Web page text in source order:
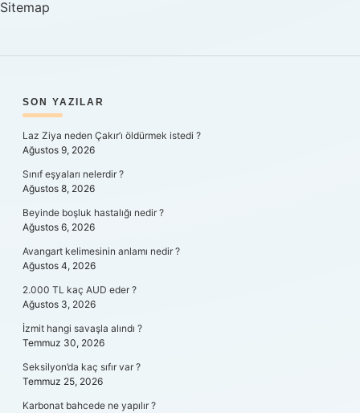
Sitemap
SIDEBAR
SON YAZILAR
Laz Ziya neden Çakır’ı öldürmek istedi ?
Ağustos 9, 2026
Sınıf eşyaları nelerdir ?
Ağustos 8, 2026
Beyinde boşluk hastalığı nedir ?
Ağustos 6, 2026
Avangart kelimesinin anlamı nedir ?
Ağustos 4, 2026
2.000 TL kaç AUD eder ?
Ağustos 3, 2026
İzmit hangi savaşla alındı ?
Temmuz 30, 2026
Seksilyon’da kaç sıfır var ?
Temmuz 25, 2026
Karbonat bahcede ne yapılır ?